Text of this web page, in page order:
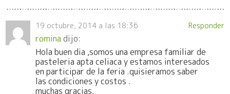
19 octubre, 2014 a las 18:36
romina dijo:
Hola buen dia ,somos una empresa familiar de
pasteleria apta celiaca y estamos interesados
en participar de la feria .quisieramos saber
las condiciones y costos .
muchas gracias.
Responder